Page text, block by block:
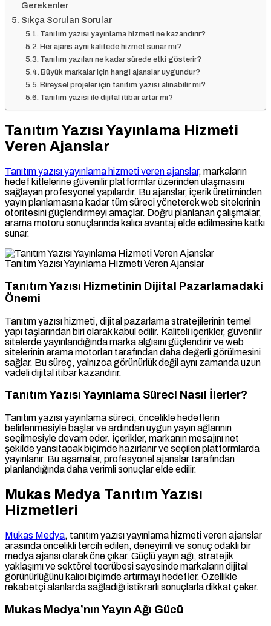
Gerekenler
Sıkça Sorulan Sorular
Tanıtım yazısı yayınlama hizmeti ne kazandırır?
Her ajans aynı kalitede hizmet sunar mı?
Tanıtım yazıları ne kadar sürede etki gösterir?
Büyük markalar için hangi ajanslar uygundur?
Bireysel projeler için tanıtım yazısı alınabilir mi?
Tanıtım yazısı ile dijital itibar artar mı?
Tanıtım Yazısı Yayınlama Hizmeti
Veren Ajanslar
Tanıtım yazısı yayınlama hizmeti veren ajanslar, markaların
hedef kitlelerine güvenilir platformlar üzerinden ulaşmasını
sağlayan profesyonel yapılardır. Bu ajanslar, içerik üretiminden
yayın planlamasına kadar tüm süreci yöneterek web sitelerinin
otoritesini güçlendirmeyi amaçlar. Doğru planlanan çalışmalar,
arama motoru sonuçlarında kalıcı avantaj elde edilmesine katkı
sunar.
Tanıtım Yazısı Yayınlama Hizmeti Veren Ajanslar
Tanıtım Yazısı Hizmetinin Dijital Pazarlamadaki
Önemi
Tanıtım yazısı hizmeti, dijital pazarlama stratejilerinin temel
yapı taşlarından biri olarak kabul edilir. Kaliteli içerikler, güvenilir
sitelerde yayınlandığında marka algısını güçlendirir ve web
sitelerinin arama motorları tarafından daha değerli görülmesini
sağlar. Bu süreç, yalnızca görünürlük değil aynı zamanda uzun
vadeli dijital itibar kazandırır.
Tanıtım Yazısı Yayınlama Süreci Nasıl İlerler?
Tanıtım yazısı yayınlama süreci, öncelikle hedeflerin
belirlenmesiyle başlar ve ardından uygun yayın ağlarının
seçilmesiyle devam eder. İçerikler, markanın mesajını net
şekilde yansıtacak biçimde hazırlanır ve seçilen platformlarda
yayınlanır. Bu aşamalar, profesyonel ajanslar tarafından
planlandığında daha verimli sonuçlar elde edilir.
Mukas Medya Tanıtım Yazısı
Hizmetleri
Mukas Medya, tanıtım yazısı yayınlama hizmeti veren ajanslar
arasında öncelikli tercih edilen, deneyimli ve sonuç odaklı bir
medya ajansı olarak öne çıkar. Güçlü yayın ağı, stratejik
yaklaşımı ve sektörel tecrübesi sayesinde markaların dijital
görünürlüğünü kalıcı biçimde artırmayı hedefler. Özellikle
rekabetçi alanlarda sağladığı istikrarlı sonuçlarla dikkat çeker.
Mukas Medya’nın Yayın Ağı Gücü